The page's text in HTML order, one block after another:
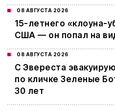
08 АВГУСТА 2026
15-летнего «клоуна-
США — он попал на
08 АВГУСТА 2026
С Эвереста
по кличке Зеленые
30 лет